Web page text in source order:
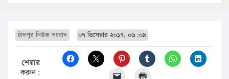
চাঁদপুর নিউজ সংবাদ ০৭ ডিসেম্বার ২০১৭, ০৬:০৯
শেয়ার
করুন: